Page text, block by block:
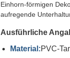
Einhorn-förmigen
aufregende
Ausführliche
Material:PVC-